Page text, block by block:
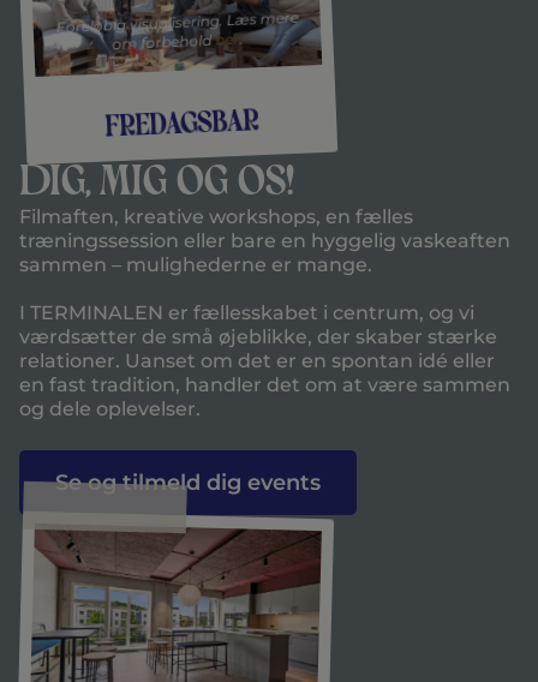
Foreløbig visualisering. Læs mere
om forbeholdher.
Fredagsbar
Dig, mig og os!
Filmaften, kreative workshops, en fælles
træningssession eller bare en hyggelig vaskeaften
sammen – mulighederne er mange.
I TERMINALEN er fællesskabet i centrum, og vi
værdsætter de små øjeblikke, der skaber stærke
relationer. Uanset om det er en spontan idé eller
en fast tradition, handler det om at være sammen
og dele oplevelser.
Se og tilmeld dig events